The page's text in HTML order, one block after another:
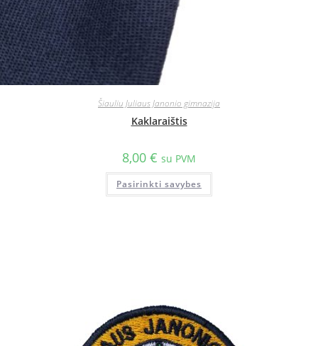
Šiauliu Juliaus Janonio gimnazija
Kaklaraištis
8,00 € su PVM
Pasirinkti savybes